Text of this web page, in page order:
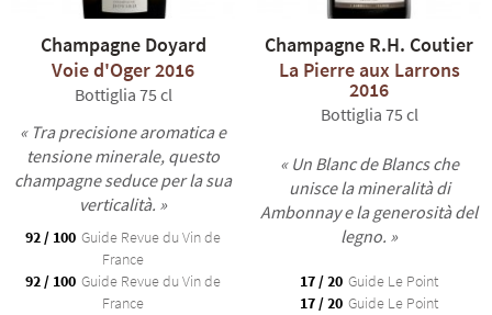
Champagne Doyard
Voie d'Oger 2016
Bottiglia 75 cl
« Tra precisione aromatica e
tensione minerale, questo
champagne seduce per la sua
verticalità. »
92 / 100 Guide Revue du Vin de
France
92 / 100 Guide Revue du Vin de
France
Champagne R.H. Coutier
La Pierre aux Larrons
2016
Bottiglia 75 cl
« Un Blanc de Blancs che
unisce la mineralità di
Ambonnay e la generosità del
legno. »
17 / 20 Guide Le Point
17 / 20 Guide Le Point